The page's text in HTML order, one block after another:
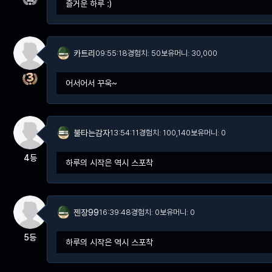
즐거운 하루 :)
카트리 09:55:18경험치: 50보유머니: 30,000
어서어서 꾸욱~
4등
불타는감자13:54:11경험치: 100,140보유머니: 0
하루의 시작은 역시 스포착
5등
젠장9916:39:48경험치: 0보유머니: 0
하루의 시작은 역시 스포착